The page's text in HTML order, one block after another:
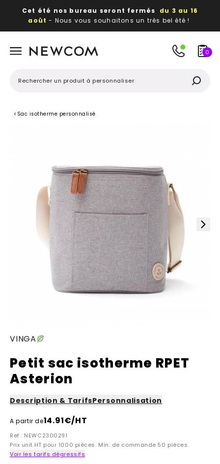
Cet été nos bureau seront fermés du 3 au 16
août - Nous vous souhaitons un très bel été !
publicitaires
0
< Sac isotherme personnalisé
VINGA
Petit sac isotherme RPET
Asterion
Description & TarifsPersonnalisation
A partir de14.91€/HT
Ref : NEWC2300291
Prix unit.HT pour 1000 pièces. Min. de commande 50 pièces.
Voir les tarifs dégressifs